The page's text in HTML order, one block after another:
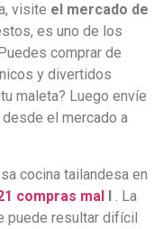
visite el mercado de
es uno de los
comprar de
y divertidos
maleta? Luego envíe
el mercado a
cocina tailandesa en
compras mal l . La
puede resultar difícil